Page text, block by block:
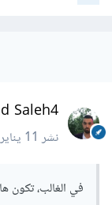
Saleh4
نشر11 يناير 2022
في الغالب، تكون